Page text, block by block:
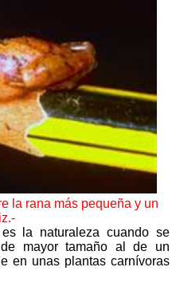
la rana más pequeña y un
la naturaleza cuando se
mayor tamaño al de un
en unas plantas carnívoras